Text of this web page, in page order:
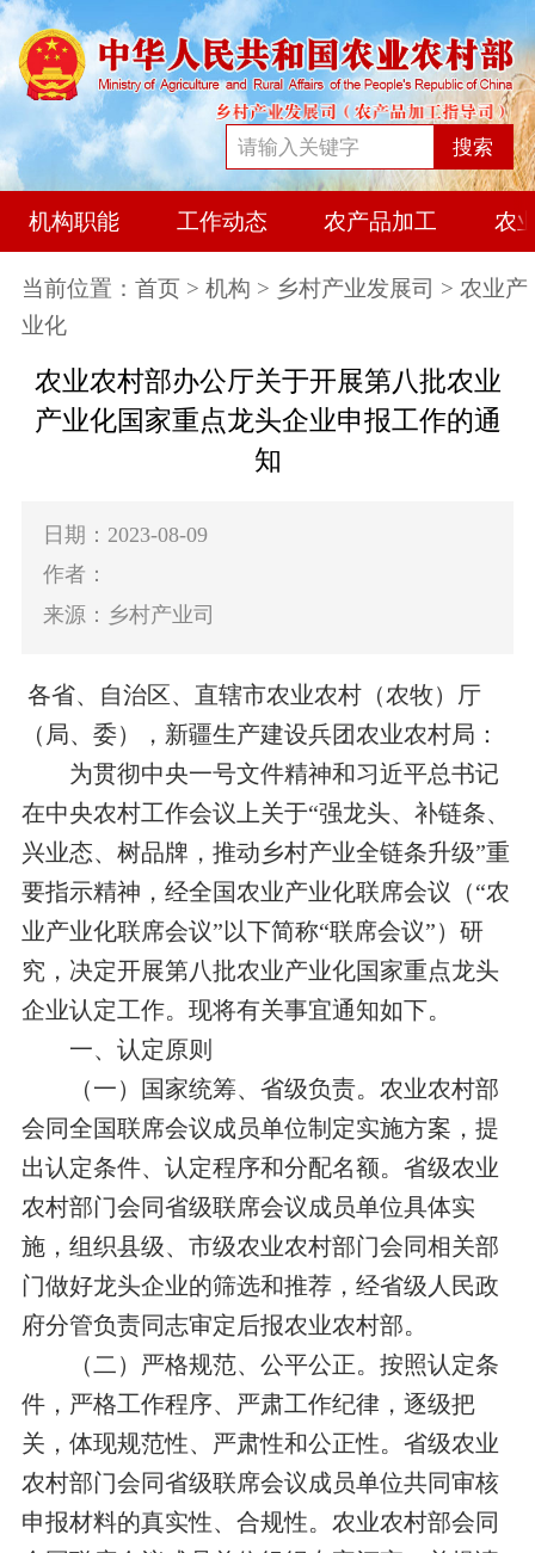
搜索
机构职能 工作动态 农产品加工 农
当前位置： 首页 > 机构 > 乡村产业发展司 > 农业产
业化
农业农村部办公厅关于开展第八批农业
产业化国家重点龙头企业申报工作的通
知
日期：2023-08-09
作者：
来源：乡村产业司
各省、自治区、直辖市农业农村（农牧）厅
（局、委）， 新疆生产建设兵团农业农村局：
为贯彻中央一号文件精神和习近平总书记
在中央农村工作会议上关于“强龙头、补链条、
兴业态、树品牌，推动乡村产业全链条升级”重
要指示精神，经全国农业产业化联席会议（“农
业产业化联席会议”以下简称“联席会议”）研
究，决定开展第八批农业产业化国家重点龙头
企业认定工作。现将有关事宜通知如下。
一、认定原则
（一）国家统筹、省级负责。 农业农村部
会同全国联席会议成员单位制定实施方案，提
出认定条件、认定程序和分配名额。省级农业
农村部门会同省级联席会议成员单位具体实
施，组织县级、市级农业农村部门会同相关部
门做好龙头企业的筛选和推荐，经省级人民政
府分管负责同志审定后报农业农村部。
（二）严格规范、公平公正。 按照认定条
件，严格工作程序、严肃工作纪律，逐级把
关，体现规范性、严肃性和公正性。省级农业
农村部门会同省级联席会议成员单位共同审核
申报材料的真实性、合规性。农业农村部会同